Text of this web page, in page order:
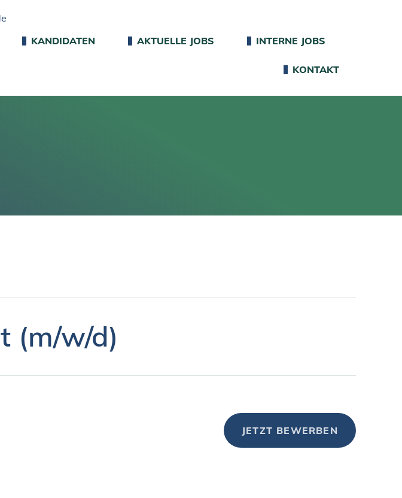
KANDIDATEN AKTUELLE JOBS INTERNE JOBS
KONTAKT
(m/w/d)
JETZT BEWERBEN